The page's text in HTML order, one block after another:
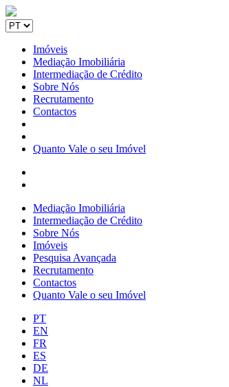
Imóveis
Mediação Imobiliária
Intermediação de Crédito
Sobre Nós
Recrutamento
Contactos
Quanto Vale o seu Imóvel
Mediação Imobiliária
Intermediação de Crédito
Sobre Nós
Imóveis
Pesquisa Avançada
Recrutamento
Contactos
Quanto Vale o seu Imóvel
PT
EN
FR
ES
DE
NL